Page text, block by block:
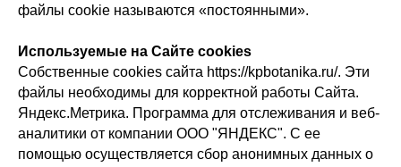
файлы cookie называются «постоянными».
Используемые на Сайте cookies
Собственные cookies сайта https://kpbotanika.ru/. Эти
файлы необходимы для корректной работы Сайта.
Яндекс.Метрика. Программа для отслеживания и веб-
аналитики от компании ООО "ЯНДЕКС". С ее
помощью осуществляется сбор анонимных данных о